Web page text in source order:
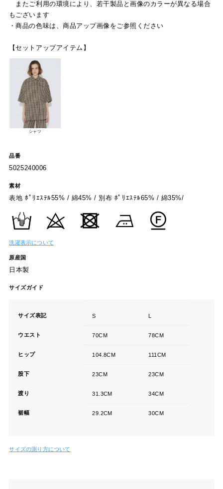
またご利用の環境により、若干製品と画像のカラーが異なる場合
もございます
・商品の色味は、商品アップ画像をご参照ください
【セットアップアイテム】
シャツ
品番
5025240006
素材
表地 ﾎﾟﾘｴｽﾃﾙ55% / 綿45% / 別布 ﾎﾟﾘｴｽﾃﾙ65% / 綿35%/
洗濯表示について
原産国
日本製
サイズガイド
サイズ表記 S L
ウエスト 70CM 78CM
ヒップ 104.8CM 111CM
股下 23CM 23CM
渡り 31.3CM 34CM
裾幅 29.2CM 30CM
サイズの測り方について